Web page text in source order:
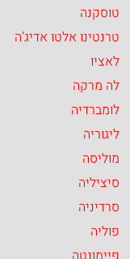
טוסקנה
טרנטינו אלטו אדיג’ה
לאציו
לה מרקה
לומברדיה
ליגוריה
מוליסה
סיציליה
סרדיניה
פוליה